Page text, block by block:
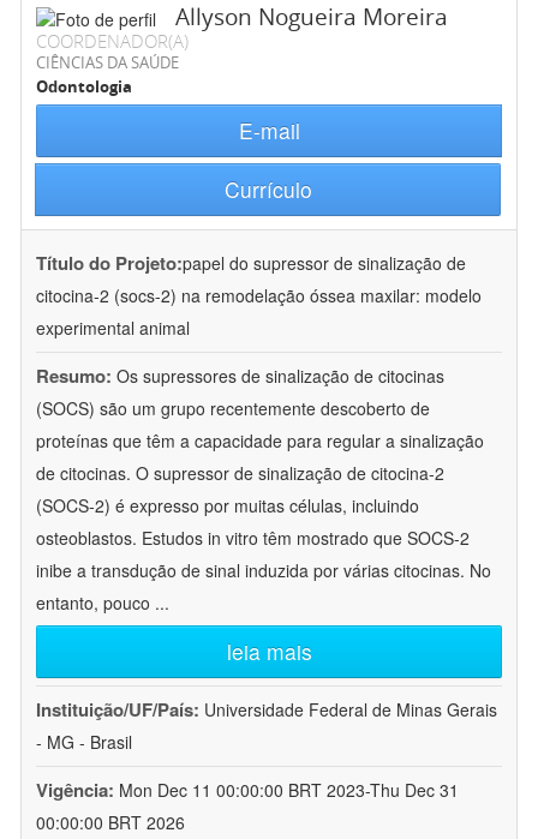
Allyson Nogueira Moreira
COORDENADOR(A)
CIÊNCIAS DA SAÚDE
Odontologia
E-mail
Currículo
Título do Projeto:papel do supressor de sinalização de
citocina-2 (socs-2) na remodelação óssea maxilar: modelo
experimental animal
Resumo: Os supressores de sinalização de citocinas
(SOCS) são um grupo recentemente descoberto de
proteínas que têm a capacidade para regular a sinalização
de citocinas. O supressor de sinalização de citocina-2
(SOCS-2) é expresso por muitas células, incluindo
osteoblastos. Estudos in vitro têm mostrado que SOCS-2
inibe a transdução de sinal induzida por várias citocinas. No
entanto, pouco ...
leia mais
Instituição/UF/País: Universidade Federal de Minas Gerais
- MG - Brasil
Vigência: Mon Dec 11 00:00:00 BRT 2023-Thu Dec 31
00:00:00 BRT 2026